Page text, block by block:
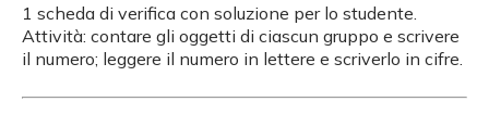
1 scheda di verifica con soluzione per lo studente.
Attività: contare gli oggetti di ciascun gruppo e scrivere
il numero; leggere il numero in lettere e scriverlo in cifre.